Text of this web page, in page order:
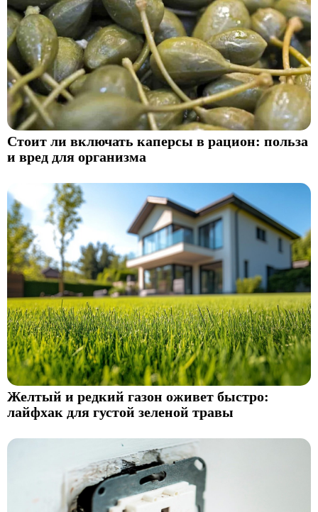
Стоит ли включать каперсы в рацион: польза
и вред для организма
Желтый и редкий газон оживет быстро:
лайфхак для густой зеленой травы